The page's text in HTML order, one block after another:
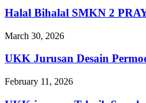
Halal Bihalal SMKN 2
March 30, 2026
UKK Jurusan Desain
February 11, 2026